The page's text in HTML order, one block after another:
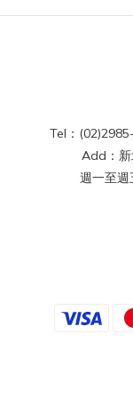
Tel：
Add：新
週一至週